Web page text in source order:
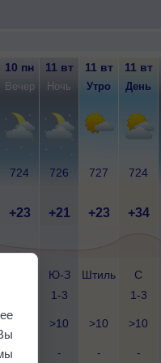
10 пн 11 вт 11 вт 11 вт
Вечер Ночь Утро День
724 726 727 724
+23 +21 +23 +34
Ю-З
1-3
Штиль
С
1-3
>10 >10 >10 >10
- - -